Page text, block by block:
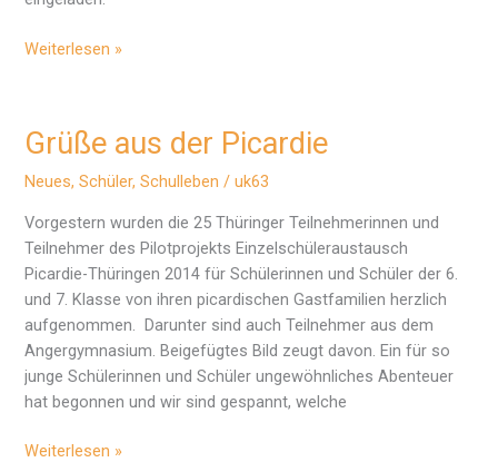
Besondere
Weiterlesen »
Grüße aus der Picardie
Neues,Schüler,Schulleben /uk63
Vorgestern wurden die 25 Thüringer Teilnehmerinnen und
Teilnehmer des Pilotprojekts Einzelschüleraustausch
Picardie-Thüringen 2014 für Schülerinnen und Schüler der 6.
und 7. Klasse von ihren picardischen Gastfamilien herzlich
aufgenommen. Darunter sind auch Teilnehmer aus dem
Angergymnasium. Beigefügtes Bild zeugt davon. Ein für so
junge Schülerinnen und Schüler ungewöhnliches Abenteuer
hat begonnen und wir sind gespannt, welche
Grüße
Weiterlesen »